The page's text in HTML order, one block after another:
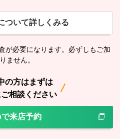
ついて詳しくみる
が必要になります。必ずしもご加
ません。
の方はまずは
相談ください
来店予約